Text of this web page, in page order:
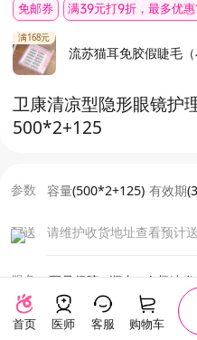
免邮券 满39元打9折，最多优
满168元
流苏猫耳免胶假睫毛（
卫康清凉型隐形眼镜
500*2+125
参数 容量(500*2+125) 有效期(
配送 请维护收货地址查看预计
服务 正品保障·顺丰24h极速
首页 医师 客服 购物车